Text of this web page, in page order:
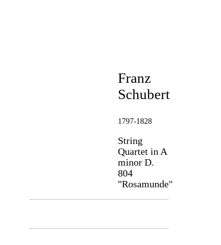
Franz
Schubert
1797-1828
String
Quartet in A
minor D.
804
"Rosamunde"